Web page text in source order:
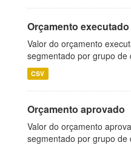
Orçamento executado
Valor do orçamento
segmentado por grupo de
CSV
Orçamento aprovado
Valor do orçamento
segmentado por grupo de